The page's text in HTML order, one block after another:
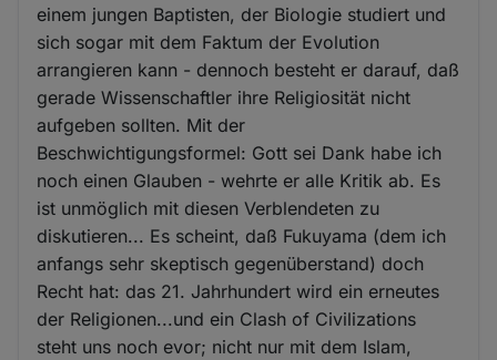
einem jungen Baptisten, der Biologie studiert und
sich sogar mit dem Faktum der Evolution
arrangieren kann - dennoch besteht er darauf, daß
gerade Wissenschaftler ihre Religiosität nicht
aufgeben sollten. Mit der
Beschwichtigungsformel: Gott sei Dank habe ich
noch einen Glauben - wehrte er alle Kritik ab. Es
ist unmöglich mit diesen Verblendeten zu
diskutieren... Es scheint, daß Fukuyama (dem ich
anfangs sehr skeptisch gegenüberstand) doch
Recht hat: das 21. Jahrhundert wird ein erneutes
der Religionen...und ein Clash of Civilizations
steht uns noch evor; nicht nur mit dem Islam,